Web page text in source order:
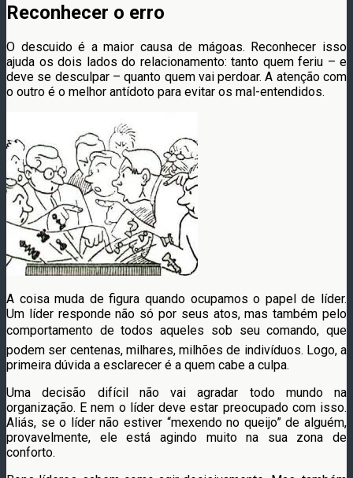
Reconhecer o erro
O descuido é a maior causa de mágoas. Reconhecer isso
ajuda os dois lados do relacionamento: tanto quem feriu – e
deve se desculpar – quanto quem vai perdoar. A atenção com
o outro é o melhor antídoto para evitar os mal-entendidos.
A coisa muda de figura quando ocupamos o papel de líder.
Um líder responde não só por seus atos, mas também pelo
comportamento de todos aqueles sob seu comando, que
podem ser centenas, milhares, milhões de indivíduos. Logo, a
primeira dúvida a esclarecer é a quem cabe a culpa.
Uma decisão difícil não vai agradar todo mundo na
organização. E nem o líder deve estar preocupado com isso.
Aliás, se o líder não estiver “mexendo no queijo” de alguém,
provavelmente, ele está agindo muito na sua zona de
conforto.